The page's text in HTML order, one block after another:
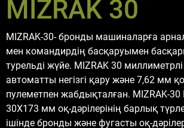
MIZRAK 30
MIZRAK-30- бронды машиналарға
мен командирдің басқаруымен
турельді жүйе. MIZRAK 30 миллиметрлі
автоматты негізгі қару және 7,62 мм
пулеметпен жабдықталған. MIZRAK-
30X173 мм оқ-дәрілерінің барлық
ішінде бронды және фугасты оқ-